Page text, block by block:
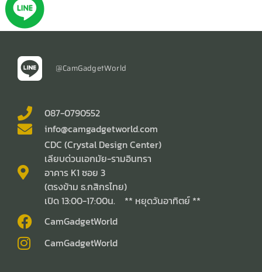
@CamGadgetWorld
087-0790552
info@camgadgetworld.com
CDC (Crystal Design Center)
เลียบด่วนเอกมัย-รามอินทรา
อาคาร K1 ซอย 3
(ตรงข้าม ธ.กสิกรไทย)
เปิด 13:00-17:00น. ** หยุดวันอาทิตย์ **
CamGadgetWorld
CamGadgetWorld